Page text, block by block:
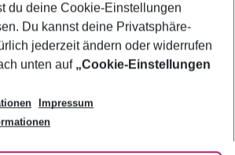
ändern
du deine Cookie-Einstellungen
Du kannst deine Privatsphäre-
jederzeit ändern oder widerrufen
unten auf „Cookie-Einstellungen
Impressum